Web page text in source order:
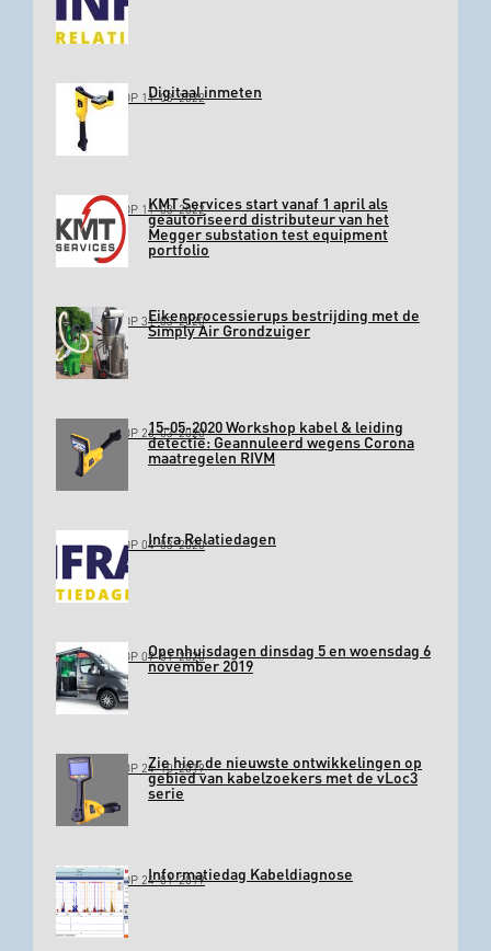
GEPLAATST OP 11-03-2022Digitaal inmeten
GEPLAATST OP 11-03-2022KMT Services start vanaf 1 april als
geautoriseerd distributeur van het
Megger substation test equipment
portfolio
GEPLAATST OP 31-03-2020Eikenprocessierups bestrijding met de
Simply Air Grondzuiger
GEPLAATST OP 26-03-202015-05-2020 Workshop kabel & leiding
detectie: Geannuleerd wegens Corona
maatregelen RIVM
GEPLAATST OP 04-03-2020Infra Relatiedagen
GEPLAATST OP 09-01-2020Openhuisdagen dinsdag 5 en woensdag 6
november 2019
GEPLAATST OP 24-10-2019Zie hier de nieuwste ontwikkelingen op
gebied van kabelzoekers met de vLoc3
serie
GEPLAATST OP 24-01-2019Informatiedag Kabeldiagnose